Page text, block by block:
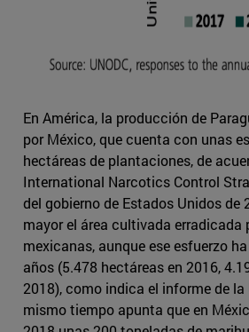
En América, la producción de
por México, que cuenta con unas
hectáreas de plantaciones, de
International Narcotics Control
del gobierno de Estados Unidos de
mayor el área cultivada erradicada
mexicanas, aunque ese esfuerzo
años (5.478 hectáreas en 2016,
2018), como indica el informe de la
mismo tiempo apunta que en